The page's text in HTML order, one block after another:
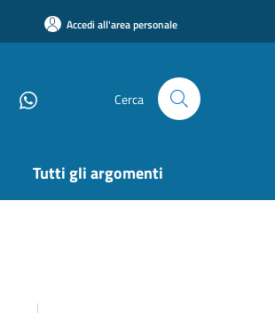
Accedi all'area personale
Cerca
Tutti gli argomenti